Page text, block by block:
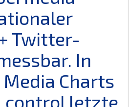
Twitter-
In
Charts
control letzte